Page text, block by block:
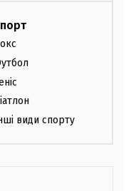
види спорту